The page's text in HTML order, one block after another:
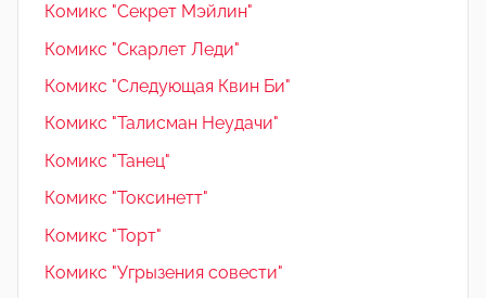
Комикс "Секрет Мэйлин"
Комикс "Скарлет Леди"
Комикс "Следующая Квин Би"
Комикс "Талисман Неудачи"
Комикс "Танец"
Комикс "Токсинетт"
Комикс "Торт"
Комикс "Угрызения совести"